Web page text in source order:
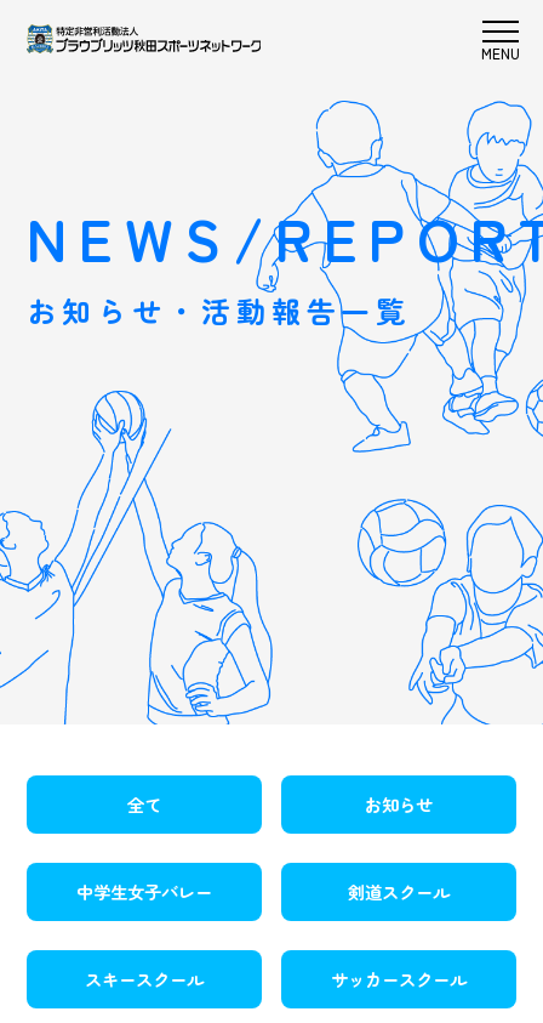
NEWS/
お知らせ・活動報告一覧
全て お知らせ
中学生女子バレー 剣道スクール
スキースクール サッカースクール